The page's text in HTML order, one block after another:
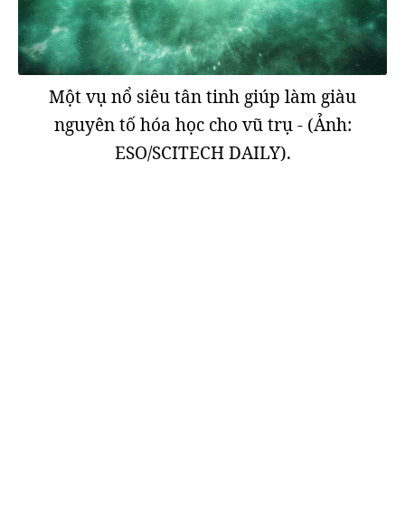
Một vụ nổ siêu tân tinh giúp làm giàu
nguyên tố hóa học cho vũ trụ - (Ảnh:
ESO/SCITECH DAILY).